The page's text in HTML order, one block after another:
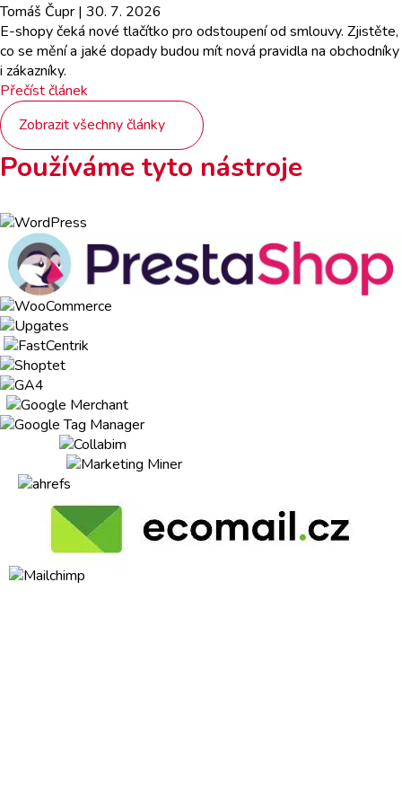
Tomáš Čupr | 30. 7. 2026
E-shopy čeká nové tlačítko pro odstoupení od smlouvy. Zjistěte,
co se mění a jaké dopady budou mít nová pravidla na obchodníky
i zákazníky.
Přečíst článek
Zobrazit všechny články
Používáme tyto nástroje